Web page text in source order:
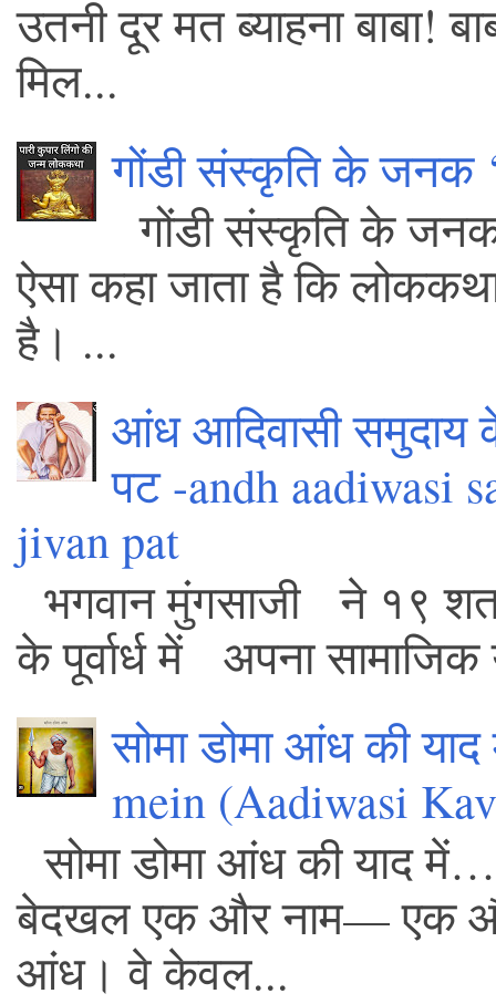
उतनी दूर मत ब्याहना बाबा!
मिल...
गोंडी संस्कृति के जनक
गोंडी संस्कृति के
ऐसा कहा जाता है कि
है। ...
आंध आदिवासी समुदाय
पट -andh aadiwasi
jivan pat
भगवान मुंगसाजी ने १९
के पूर्वार्ध में अपना
सोमा डोमा आंध की
mein (Aadiwasi
सोमा डोमा आंध की याद में…
बेदखल एक और नाम— एक और
आंध। वे केवल...